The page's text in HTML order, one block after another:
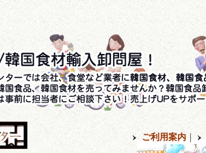
ご利用案内 ｜